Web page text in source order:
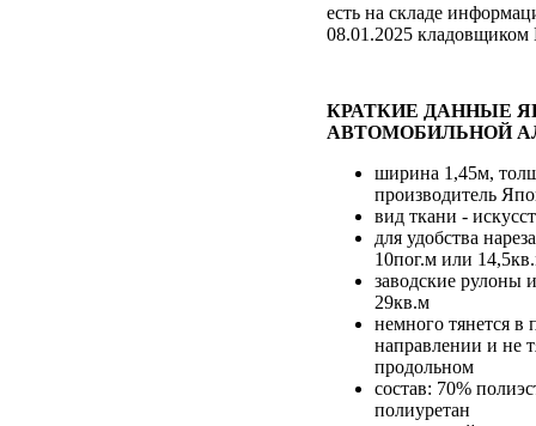
есть на складе
08.01.2025 кладовщиком
КРАТКИЕ ДАННЫЕ
АВТОМОБИЛЬНОЙ
ширина 1,45м,
производитель
вид ткани -
для удобства
10пог.м или
заводские рулоны
29кв.м
немного тянется в
направлении и не
продольном
состав: 70%
полиуретан